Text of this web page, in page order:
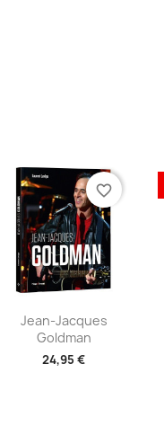
Aperçu rapide
Jean-Jacques
Goldman
24,95 €
favorite_border